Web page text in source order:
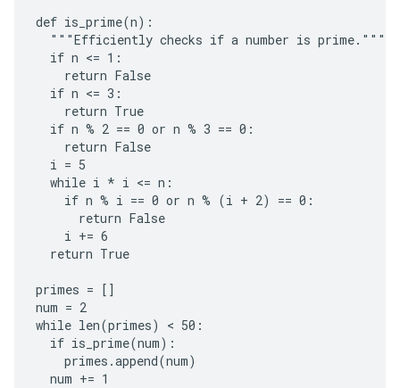
def is_prime(n):
  """Efficiently checks if a number is prime."""
  if n <= 1:
    return False
  if n <= 3:
    return True
  if n % 2 == 0 or n % 3 == 0:
    return False
  i = 5
  while i * i <= n:
    if n % i == 0 or n % (i + 2) == 0:
      return False
    i += 6
  return True
primes = []
num = 2
while len(primes) < 50:
  if is_prime(num):
    primes.append(num)
  num += 1